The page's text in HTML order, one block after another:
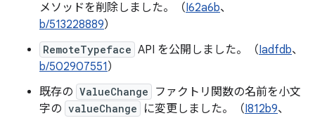
メソッドを削除しました。（I62a6b、
b/513228889）
RemoteTypeface API を公開しました。（Iadfdb、
b/502907551）
既存の ValueChange
ファクトリ関数の名前を小文
字の valueChange に変更しました。（I812b9、